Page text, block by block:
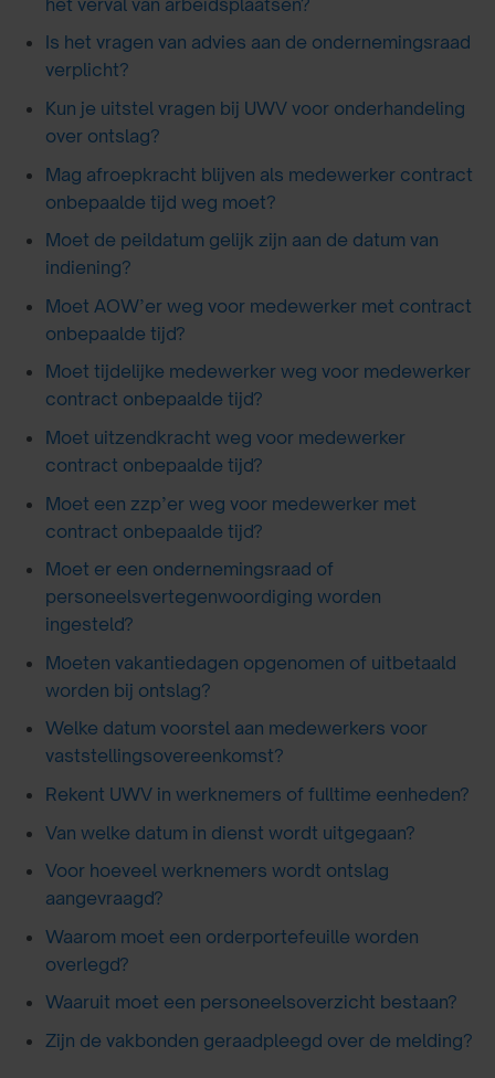
Is het vragen van advies aan de ondernemingsraad
verplicht?
Kun je uitstel vragen bij UWV voor onderhandeling
over ontslag?
Mag afroepkracht blijven als medewerker contract
onbepaalde tijd weg moet?
Moet de peildatum gelijk zijn aan de datum van
indiening?
Moet AOW’er weg voor medewerker met contract
onbepaalde tijd?
Moet tijdelijke medewerker weg voor medewerker
contract onbepaalde tijd?
Moet uitzendkracht weg voor medewerker
contract onbepaalde tijd?
Moet een zzp’er weg voor medewerker met
contract onbepaalde tijd?
Moet er een ondernemingsraad of
personeelsvertegenwoordiging worden
ingesteld?
Moeten vakantiedagen opgenomen of uitbetaald
worden bij ontslag?
Welke datum voorstel aan medewerkers voor
vaststellingsovereenkomst?
Rekent UWV in werknemers of fulltime eenheden?
Van welke datum in dienst wordt uitgegaan?
Voor hoeveel werknemers wordt ontslag
aangevraagd?
Waarom moet een orderportefeuille worden
overlegd?
Waaruit moet een personeelsoverzicht bestaan?
Zijn de vakbonden geraadpleegd over de melding?